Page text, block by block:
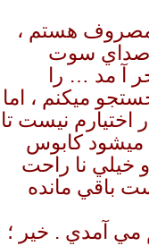
مصروف هستم ،
صداي سوت
آ مد … را
ميكنم ، اما
نيست تا
ميشود كابوس
خيلي نا راحت
باقي مانده
مي آمدي . خير ؛